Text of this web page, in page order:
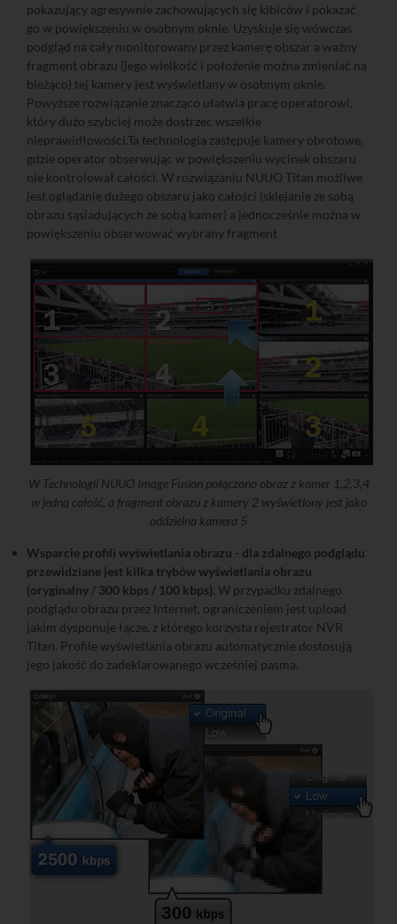
pokazujący agresywnie zachowujących się kibiców i pokazać
go w powiększeniu w osobnym oknie. Uzyskuje się wówczas
podgląd na cały monitorowany przez kamerę obszar a ważny
fragment obrazu (jego wielkość i położenie można zmieniać na
bieżąco) tej kamery jest wyświetlany w osobnym oknie.
Powyższe rozwiązanie znacząco ułatwia pracę operatorowi,
który dużo szybciej może dostrzec wszelkie
nieprawidłowości.Ta technologia zastępuje kamery obrotowe,
gdzie operator obserwując w powiększeniu wycinek obszaru
nie kontrolował całości. W rozwiązaniu NUUO Titan możliwe
jest oglądanie dużego obszaru jako całości (sklejanie ze sobą
obrazu sąsiadujących ze sobą kamer) a jednocześnie można w
powiększeniu obserwować wybrany fragment
W Technologii NUUO Image Fusion połączono obraz z kamer 1,2,3,4
w jedną całość, a fragment obrazu z kamery 2 wyświetlony jest jako
oddzielna kamera 5
Wsparcie profili wyświetlania obrazu - dla zdalnego podglądu
przewidziane jest kilka trybów wyświetlania obrazu
(oryginalny / 300 kbps / 100 kbps). W przypadku zdalnego
podglądu obrazu przez Internet, ograniczeniem jest upload
jakim dysponuje łącze, z którego korzysta rejestrator NVR
Titan. Profile wyświetlania obrazu automatycznie dostosują
jego jakość do zadeklarowanego wcześniej pasma.